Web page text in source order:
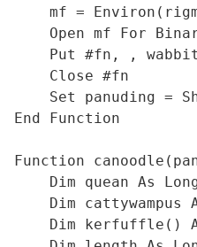
mf =
Open mf For
    Put #fn, , wabbit
    Close #fn
Set panuding =
End Function
Function
Dim quean As
Dim cattywampus
Dim kerfuffle()